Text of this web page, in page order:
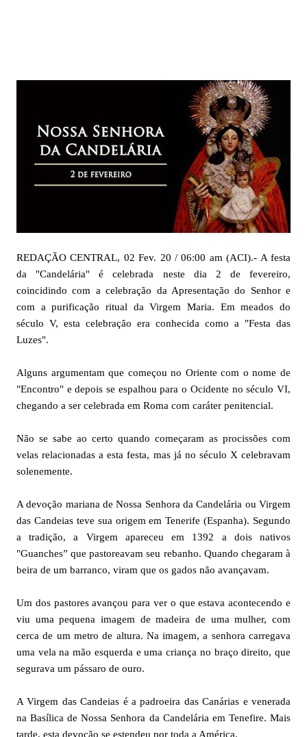
REDAÇÃO CENTRAL, 02 Fev. 20 / 06:00 am (ACI).- A festa
da "Candelária" é celebrada neste dia 2 de fevereiro,
coincidindo com a celebração da Apresentação do Senhor e
com a purificação ritual da Virgem Maria. Em meados do
século V, esta celebração era conhecida como a "Festa das
Luzes".
Alguns argumentam que começou no Oriente com o nome de
"Encontro" e depois se espalhou para o Ocidente no século VI,
chegando a ser celebrada em Roma com caráter penitencial.
Não se sabe ao certo quando começaram as procissões com
velas relacionadas a esta festa, mas já no século X celebravam
solenemente.
A devoção mariana de Nossa Senhora da Candelária ou Virgem
das Candeias teve sua origem em Tenerife (Espanha). Segundo
a tradição, a Virgem apareceu em 1392 a dois nativos
"Guanches” que pastoreavam seu rebanho. Quando chegaram à
beira de um barranco, viram que os gados não avançavam.
Um dos pastores avançou para ver o que estava acontecendo e
viu uma pequena imagem de madeira de uma mulher, com
cerca de um metro de altura. Na imagem, a senhora carregava
uma vela na mão esquerda e uma criança no braço direito, que
segurava um pássaro de ouro.
A Virgem das Candeias é a padroeira das Canárias e venerada
na Basílica de Nossa Senhora da Candelária em Tenefire. Mais
tarde, esta devoção se estendeu por toda a América.